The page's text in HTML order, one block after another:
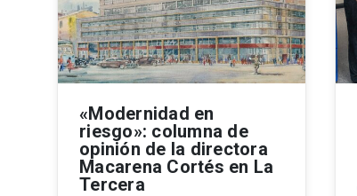
«Modernidad en
riesgo»: columna de
opinión de la directora
Macarena Cortés en La
Tercera